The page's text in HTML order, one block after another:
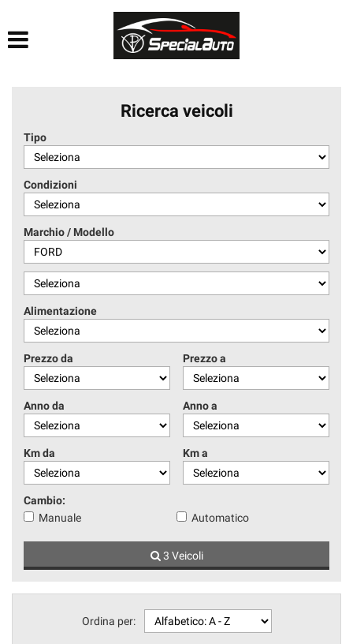
FINANZIAMENTI
PRATICHE AUTO
CONTATTI
Ricerca veicoli
Tipo
Condizioni
Marchio / Modello
Alimentazione
Prezzo da Prezzo a
Anno da Anno a
Km da Km a
Cambio:
Manuale
Automatico
3 Veicoli
Ordina per: